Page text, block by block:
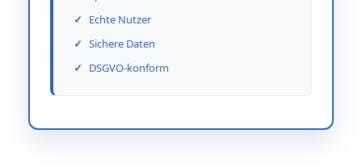
Echte Nutzer
Sichere Daten
DSGVO-konform